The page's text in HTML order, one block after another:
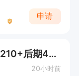
申请
广宗轮胎厂:质检员（新手每天210+后期400多每天）
20小时前